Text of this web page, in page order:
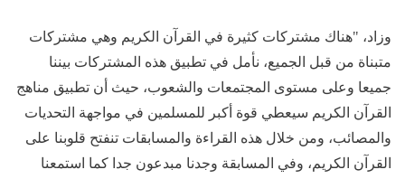
وزاد، "هناك مشتركات كثيرة في القرآن الكريم وهي مشتركات
متبناة من قبل الجميع، نأمل في تطبيق هذه المشتركات بيننا
جميعا وعلى مستوى المجتمعات والشعوب، حيث أن تطبيق مناهج
القرآن الكريم سيعطي قوة أكبر للمسلمين في مواجهة التحديات
والمصائب، ومن خلال هذه القراءة والمسابقات تنفتح قلوبنا على
القرآن الكريم، وفي المسابقة وجدنا مبدعون جدا كما استمعنا